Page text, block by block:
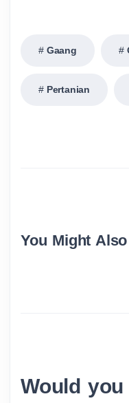
Gaang
Pertanian
You Might
Would